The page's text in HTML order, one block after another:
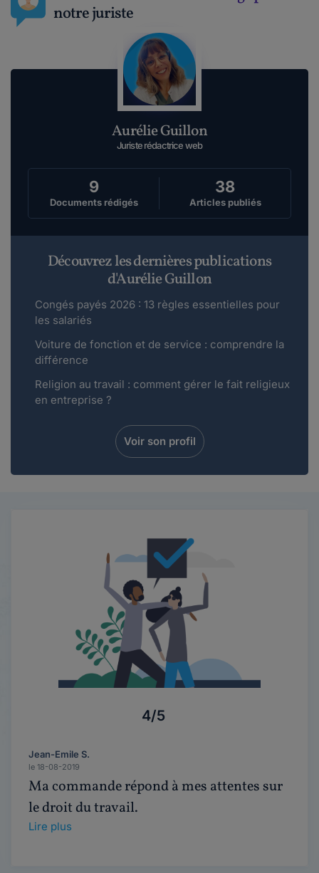
notre juriste
Aurélie Guillon
Juriste rédactrice web
9
Documents rédigés
38
Articles publiés
Découvrez les dernières publications
d'Aurélie Guillon
Congés payés 2026 : 13 règles essentielles pour
les salariés
Voiture de fonction et de service : comprendre la
différence
Religion au travail : comment gérer le fait religieux
en entreprise ?
Voir son profil
4/5
Jean-Emile S.
le 18-08-2019
Ma commande répond à mes attentes sur
le droit du travail.
Lire plus